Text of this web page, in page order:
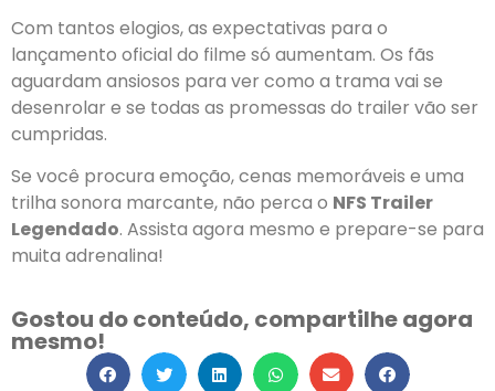
Com tantos elogios, as expectativas para o
lançamento oficial do filme só aumentam. Os fãs
aguardam ansiosos para ver como a trama vai se
desenrolar e se todas as promessas do trailer vão ser
cumpridas.
Se você procura emoção, cenas memoráveis e uma
trilha sonora marcante, não perca o NFS Trailer
Legendado. Assista agora mesmo e prepare-se para
muita adrenalina!
Gostou do conteúdo, compartilhe agora
mesmo!